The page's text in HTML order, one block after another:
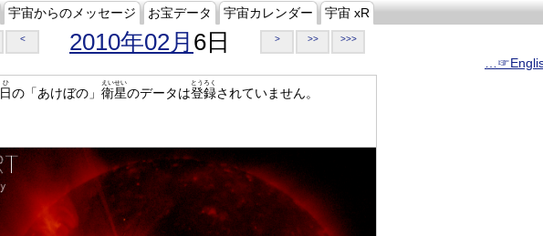
宇宙からのメッセージ お宝データ 宇宙カレンダー 宇宙 xR
< 2010年02月 6日 > >> >>>
日
ひ
の「あけぼの」 衛星
えいせい
のデータは登録
とうろく
されていません。